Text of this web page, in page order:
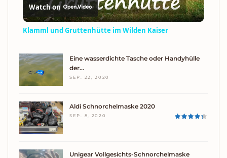
VIDEO
Watch on
Klamml und Gruttenhütte im Wilden Kaiser
Eine wasserdichte Tasche oder Handyhülle
der…
SEP. 22, 2020
Aldi Schnorchelmaske 2020
SEP. 8, 2020
Unigear Vollgesichts-Schnorchelmaske